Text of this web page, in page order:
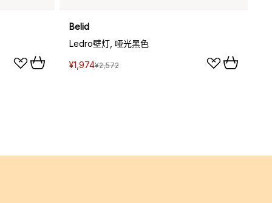
Belid
Ledro壁灯, 哑光黑色
¥1,974¥2,572